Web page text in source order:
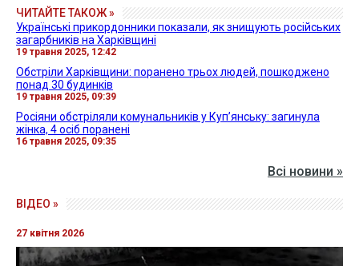
ЧИТАЙТЕ ТАКОЖ »
Українські прикордонники показали, як знищують російських
загарбників на Харківщині
19 травня 2025, 12:42
Обстріли Харківщини: поранено трьох людей, пошкоджено
понад 30 будинків
19 травня 2025, 09:39
Росіяни обстріляли комунальників у Куп’янську: загинула
жінка, 4 осіб поранені
16 травня 2025, 09:35
Всі новини »
ВІДЕО »
27 квітня 2026